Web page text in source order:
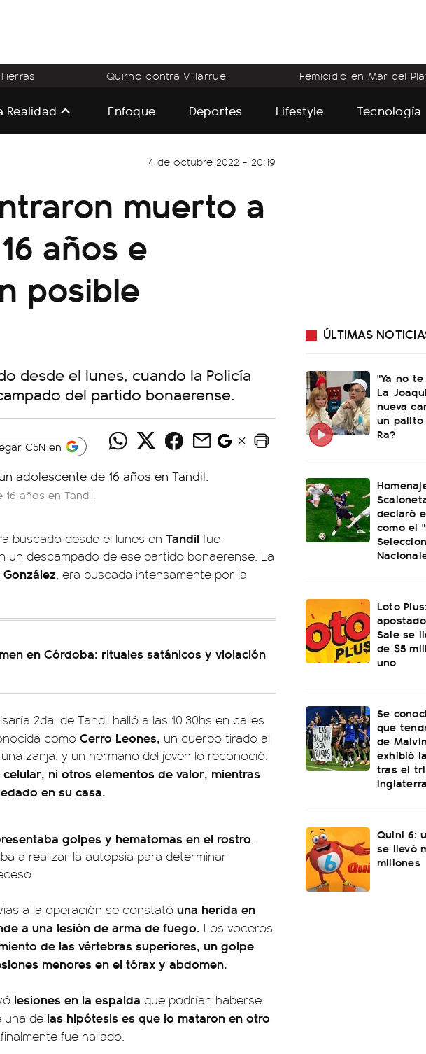
Quirno contra Villarruel Femicidio en Mar del
Realidad Enfoque Deportes Lifestyle Tecnología
4 de octubre 2022 - 20:19
muerto a
años e
posible
desde el lunes, cuando la Policía
del partido bonaerense.
C5N en
años en Tandil.
buscado desde el lunes en Tandil fue
descampado de ese partido bonaerense. La
, era buscada intensamente por la
en Córdoba: rituales satánicos y violación
2da. de Tandil halló a las 10.30hs en calles
como Cerro Leones, un cuerpo tirado al
zanja, y un hermano del joven lo reconoció.
ni otros elementos de valor, mientras
en su casa.
golpes y hematomas en el rostro,
a realizar la autopsia para determinar
a la operación se constató una herida en
a una lesión de arma de fuego. Los voceros
de las vértebras superiores, un golpe
menores en el tórax y abdomen.
lesiones en la espalda que podrían haberse
una de las hipótesis es que lo mataron en otro
fue hallado.
ÚLTIMAS
"Ya no
La
nueva
un palito
Ra?
declaró
como el
Loto
Sale se
de $5
uno
Se
que
de
exhibió
tras el
Inglaterra
Quini 6:
se llevó
millones